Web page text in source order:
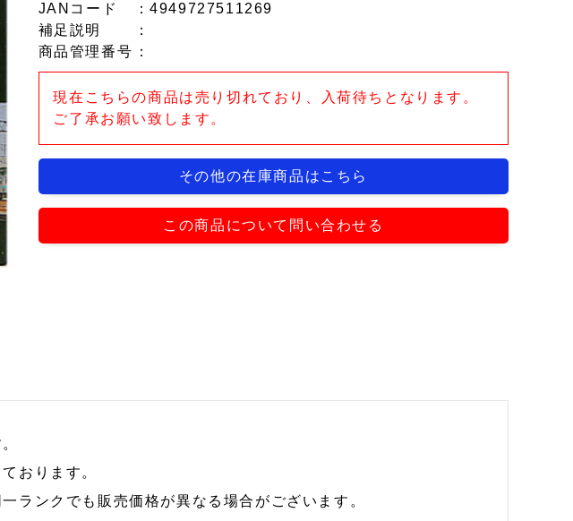
JANコード
：4949727511269
補足説明
：
商品管理番号 ：
現在こちらの商品は売り切れており、入荷待ちとなります。
ご了承お願い致します。
その他の在庫商品はこちら
この商品について問い合わせる
おります。
ランクでも販売価格が異なる場合がございます。